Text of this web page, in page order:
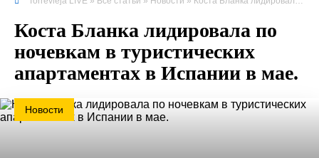
Коста Бланка лидировала по
ночевкам в туристических
апартаментах в Испании в мае.
Новости